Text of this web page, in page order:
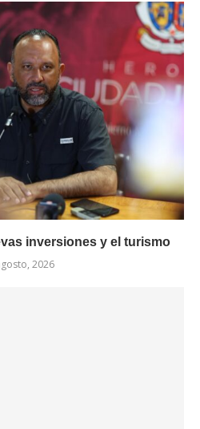
inversiones y el turismo
2026